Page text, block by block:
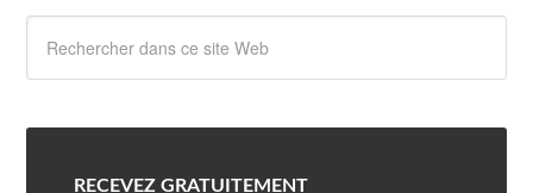
RECEVEZ GRATUITEMENT